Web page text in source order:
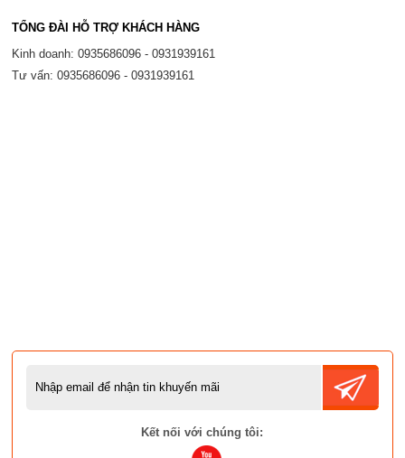
TỔNG ĐÀI HỖ TRỢ KHÁCH HÀNG
Kinh doanh: 0935686096 - 0931939161
Tư vấn: 0935686096 - 0931939161
Kết nối với chúng tôi: